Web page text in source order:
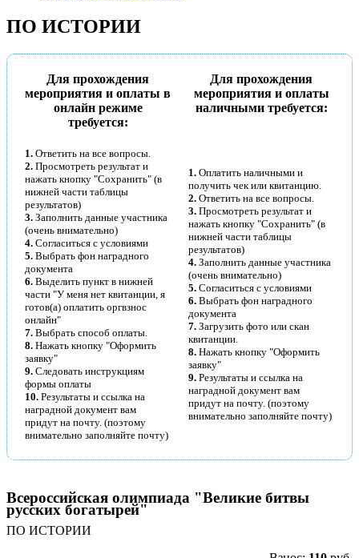
ПО ИСТОРИИ
Для прохождения
мероприятия и оплаты в
онлайн режиме
требуется:
Для прохождения
мероприятия и оплаты
наличными требуется:
1. Ответить на все вопросы.
2. Просмотреть результат и
нажать кнопку "Сохранить" (в
нижней части таблицы
результатов)
3. Заполнить данные участника
(очень внимательно)
4. Согласиться с условиями
5. Выбрать фон наградного
документа
6. Выделить пункт в нижней
части "У меня нет квитанции, я
готов(а) оплатить оргвзнос
онлайн"
7. Выбрать способ оплаты.
8. Нажать кнопку "Оформить
заявку"
9. Следовать инструкциям
формы оплаты
10. Результаты и ссылка на
наградной документ вам
придут на почту. (поэтому
внимательно заполняйте почту)
1. Оплатить наличными и
получить чек или квитанцию.
2. Ответить на все вопросы.
3. Просмотреть результат и
нажать кнопку "Сохранить" (в
нижней части таблицы
результатов)
4. Заполнить данные участника
(очень внимательно)
5. Согласиться с условиями
6. Выбрать фон наградного
документа
7. Загрузить фото или скан
квитанции.
8. Нажать кнопку "Оформить
заявку"
9. Результаты и ссылка на
наградной документ вам
придут на почту. (поэтому
внимательно заполняйте почту)
Всероссийская олимпиада "Великие битвы
русских богатырей"
ПО ИСТОРИИ